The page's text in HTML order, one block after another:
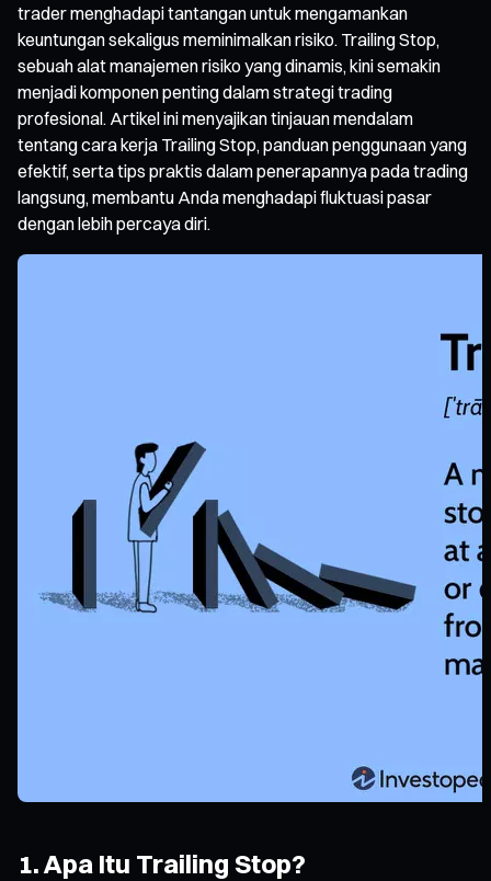
trader menghadapi tantangan untuk mengamankan
keuntungan sekaligus meminimalkan risiko. Trailing Stop,
sebuah alat manajemen risiko yang dinamis, kini semakin
menjadi komponen penting dalam strategi trading
profesional. Artikel ini menyajikan tinjauan mendalam
tentang cara kerja Trailing Stop, panduan penggunaan yang
efektif, serta tips praktis dalam penerapannya pada trading
langsung, membantu Anda menghadapi fluktuasi pasar
dengan lebih percaya diri.
1. Apa Itu Trailing Stop?